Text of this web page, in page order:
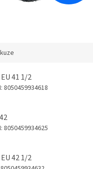
41 1/2
8050459934618
8050459934625
42 1/2